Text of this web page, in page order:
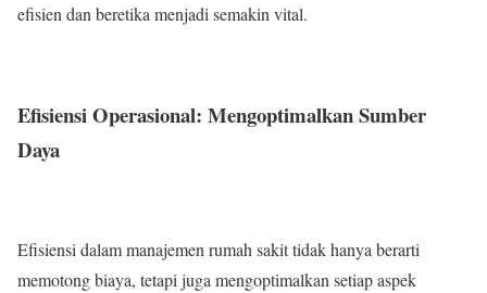
efisien dan beretika menjadi semakin vital.
Efisiensi Operasional: Mengoptimalkan Sumber
Daya
Efisiensi dalam manajemen rumah sakit tidak hanya berarti
memotong biaya, tetapi juga mengoptimalkan setiap aspek